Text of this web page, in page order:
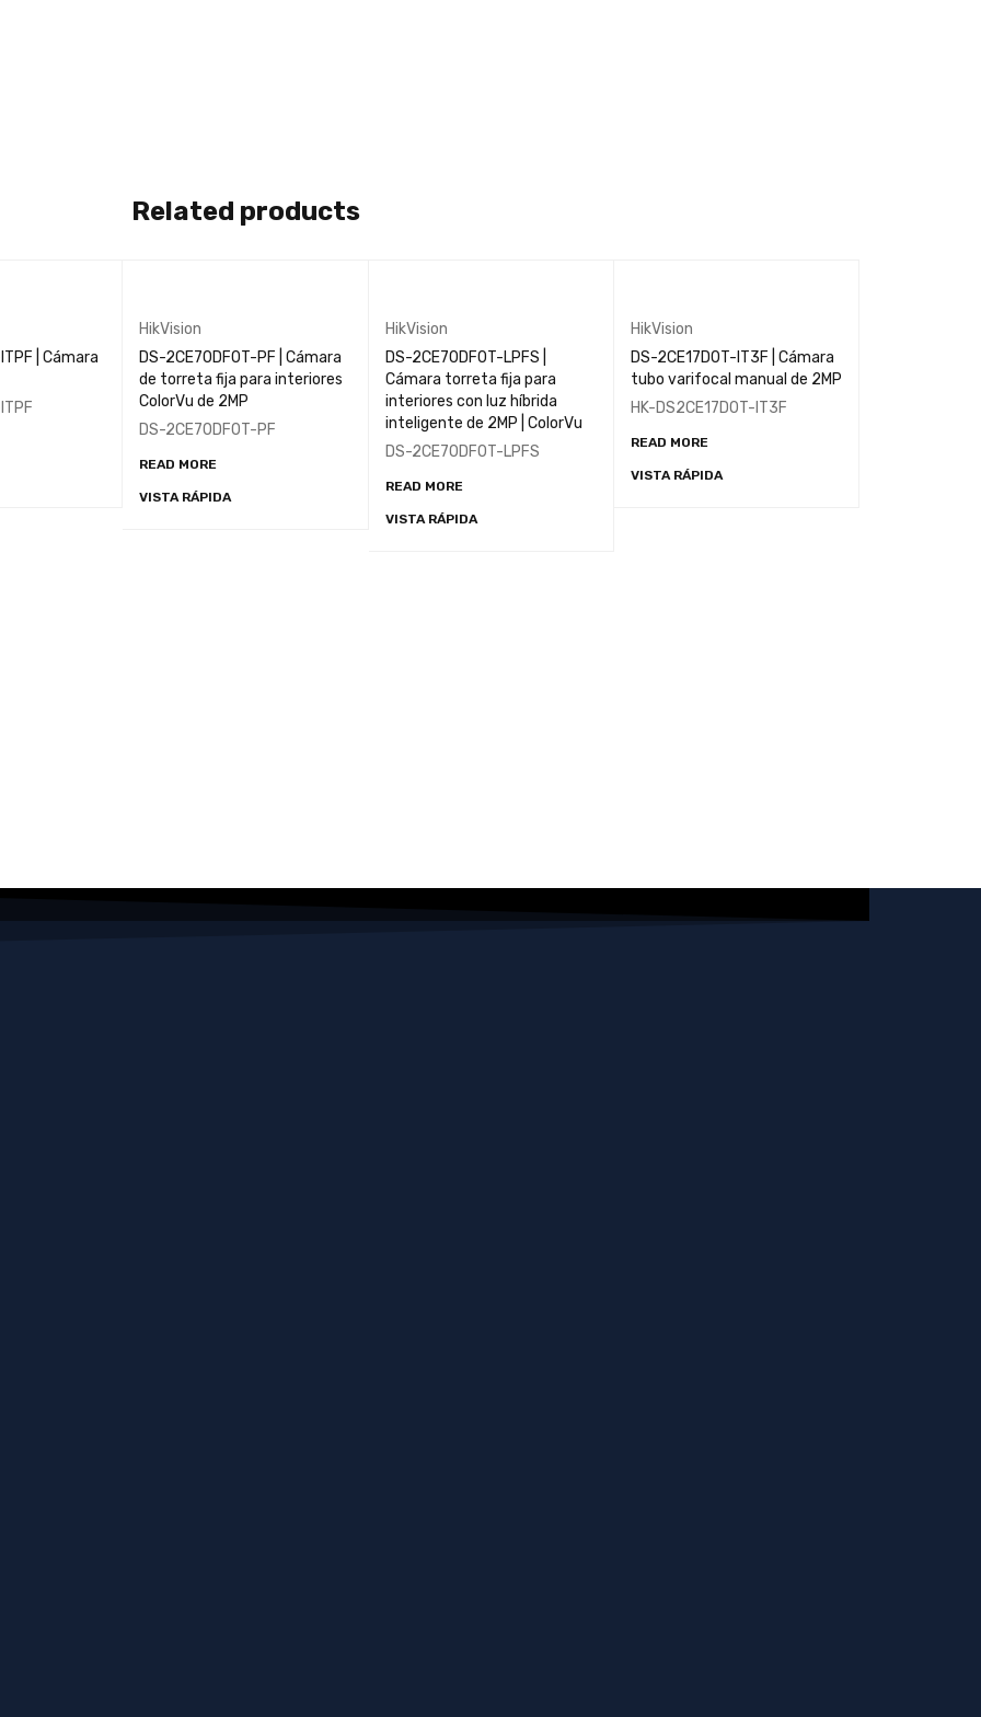
Related products
| Cámara
HikVision
DS-2CE70DF0T-PF | Cámara
de torreta fija para interiores
ColorVu de 2MP
DS-2CE70DF0T-PF
READ MORE
VISTA RÁPIDA
HikVision
DS-2CE70DF0T-LPFS |
Cámara torreta fija para
interiores con luz híbrida
inteligente de 2MP | ColorVu
DS-2CE70DF0T-LPFS
READ MORE
VISTA RÁPIDA
HikVision
DS-2CE17D0T-IT3F | Cámara
tubo varifocal manual de 2MP
HK-DS2CE17D0T-IT3F
READ MORE
VISTA RÁPIDA